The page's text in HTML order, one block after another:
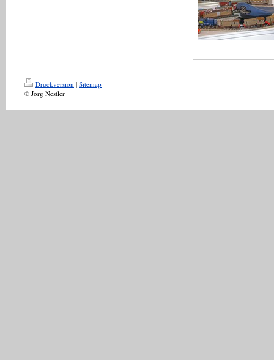
Druckversion | Sitemap
© Jörg Nestler